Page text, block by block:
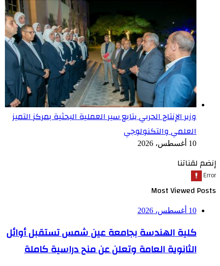
وزير الإنتاج الحربي يتابع سير العملية البحثية بمركز التميز
العلمي والتكنولوجي
10 أغسطس، 2026
إنضم لقناتنا
Most Viewed Posts
10 أغسطس، 2026
كلية الهندسة بجامعة عين شمس تستقبل أوائل
الثانوية العامة وتعلن عن منح دراسية كاملة